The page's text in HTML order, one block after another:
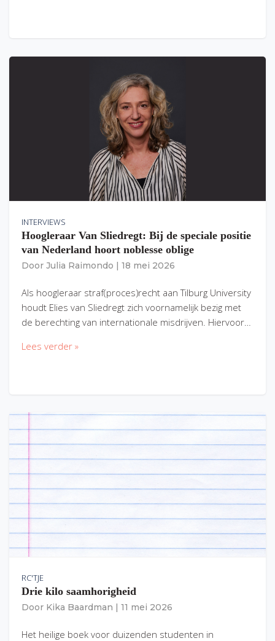
INTERVIEWS
Hoogleraar Van Sliedregt: Bij de speciale positie
van Nederland hoort noblesse oblige
Door Julia Raimondo 18 mei 2026
Als hoogleraar straf(proces)recht aan Tilburg University
houdt Elies van Sliedregt zich voornamelijk bezig met
de berechting van internationale misdrijven. Hiervoor…
Lees verder »
RC'TJE
Drie kilo saamhorigheid
Door Kika Baardman 11 mei 2026
Het heilige boek voor duizenden studenten in